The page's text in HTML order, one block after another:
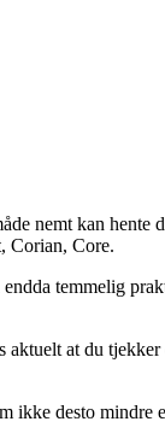
nemt kan hente
Corian, Core.
temmelig
at du
ikke desto mindre